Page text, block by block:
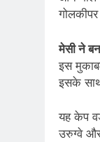
मेसी ने
इस
इसके साथ
यह केप
उरुग्वे